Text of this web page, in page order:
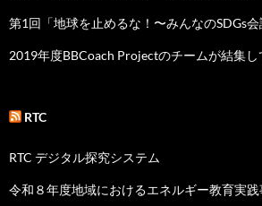
第1回「地球を止めるな！〜みんなのSDGs会
2019年度BBCoach Projectのチームが結集し
RTC
RTC デジタル探究システム
令和８年度地域におけるエネルギー教育実